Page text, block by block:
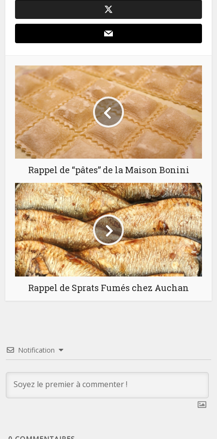
Rappel de “pâtes” de la Maison Bonini
Rappel de Sprats Fumés chez Auchan
Notification